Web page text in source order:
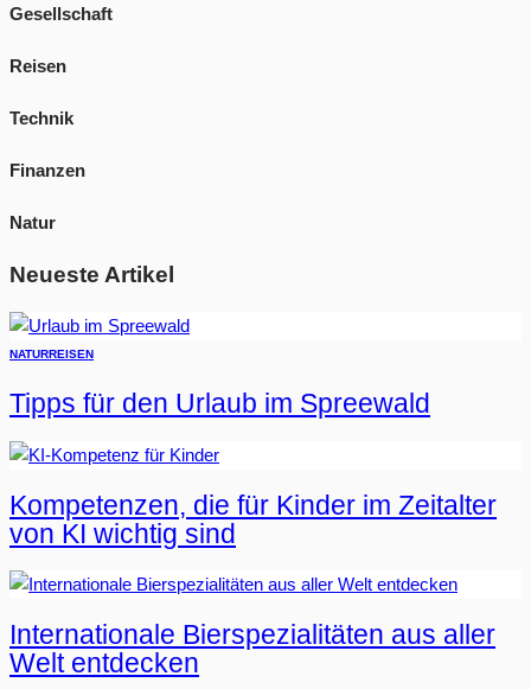
Gesellschaft
Reisen
Technik
Finanzen
Natur
Neueste Artikel
NATURREISEN
Tipps für den Urlaub im Spreewald
Kompetenzen, die für Kinder im Zeitalter
von KI wichtig sind
Internationale Bierspezialitäten aus aller
Welt entdecken